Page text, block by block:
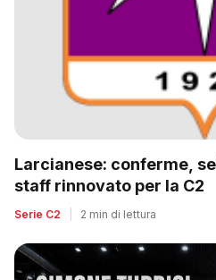
Larcianese: conferme,
staff rinnovato per la C2
Serie C2 2 min di lettura